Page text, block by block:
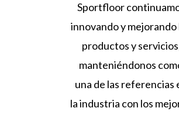
Sportfloor
innovando y mejorando
productos y
manteniéndonos
una de las referencias
la industria con los